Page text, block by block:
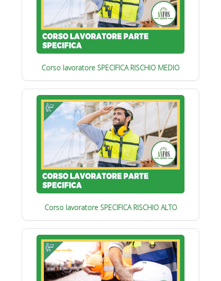
Corso lavoratore SPECIFICA RISCHIO MEDIO
Corso lavoratore SPECIFICA RISCHIO ALTO